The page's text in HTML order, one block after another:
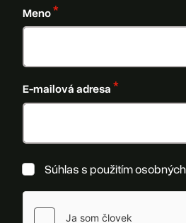
Meno
E-mailová adresa
Súhlas s použitím